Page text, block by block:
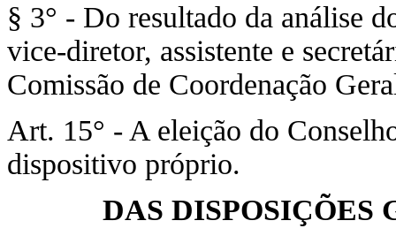
§ 3° - Do resultado da análise
vice-diretor, assistente e
Comissão de Coordenação
Art. 15° - A eleição do
dispositivo próprio.
DAS DISPOSIÇÕES